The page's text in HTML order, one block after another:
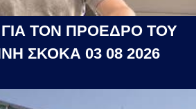
ΓΙΑ ΤΟΝ ΠΡΟΕΔΡΟ ΤΟΥ
ΣΚΟΚΑ 03 08 2026